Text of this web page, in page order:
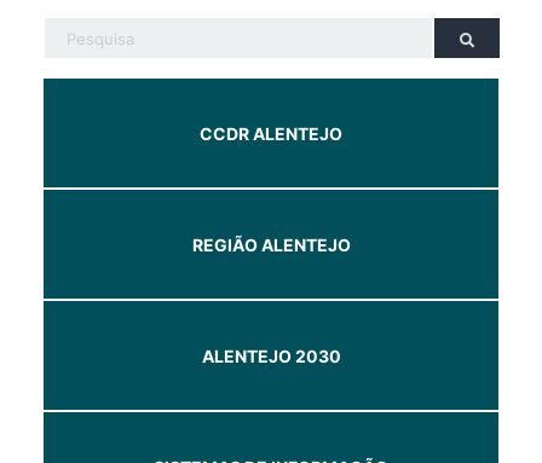
CCDR ALENTEJO
REGIÃO ALENTEJO
ALENTEJO 2030